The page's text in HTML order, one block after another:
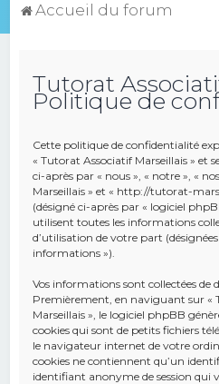
Accueil du forum
Tutorat
Politique de
Cette politique de confidentialité
« Tutorat Associatif Marseillais » et
ci-après par « nous », « notre », «
Marseillais » et « http://tutorat-
(désigné ci-après par « logiciel
utilisent toutes les informations
d’utilisation de votre part
informations »).
Vos informations sont collectées de
Premièrement, en naviguant sur «
Marseillais », le logiciel phpBB
cookies qui sont de petits fichiers
le navigateur internet de votre
cookies ne contiennent qu’un
identifiant anonyme de session